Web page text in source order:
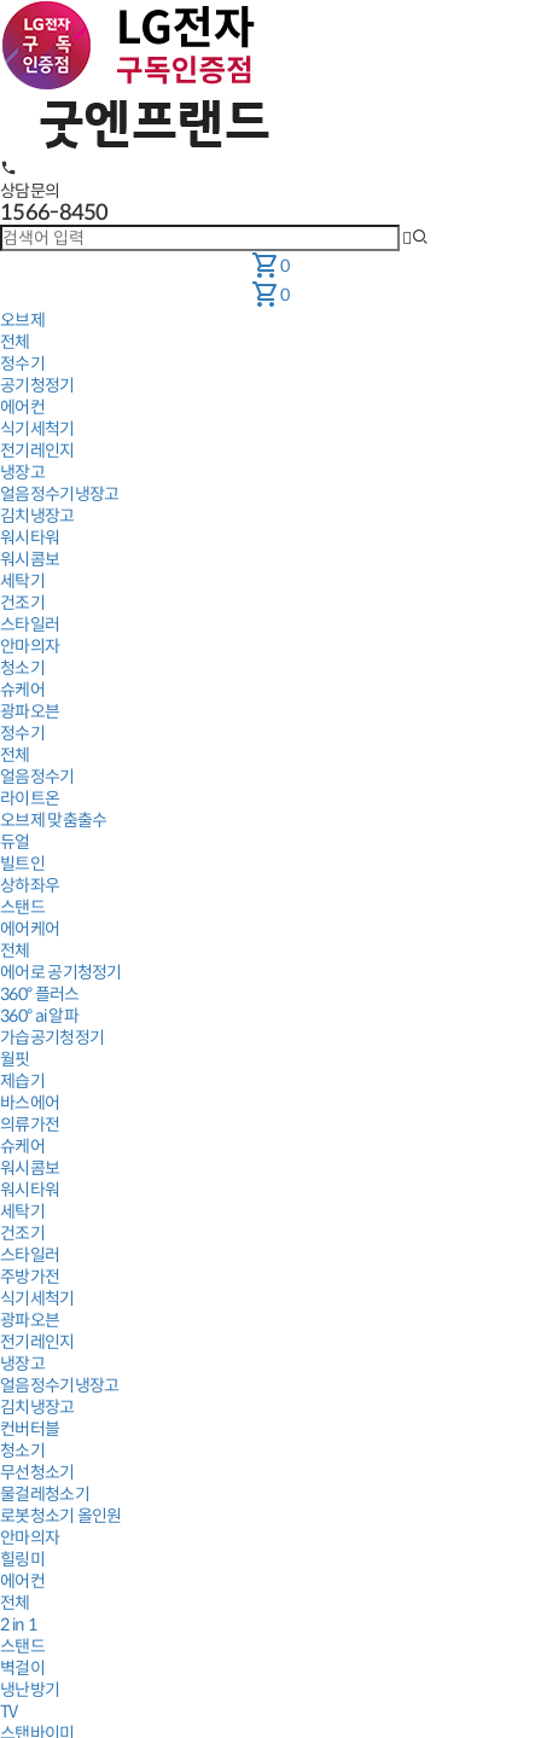
상담문의
1566-8450
shopping_cart0
shopping_cart0
오브제
전체
정수기
공기청정기
에어컨
식기세척기
전기레인지
냉장고
얼음정수기냉장고
김치냉장고
워시타워
워시콤보
세탁기
건조기
스타일러
안마의자
청소기
슈케어
광파오븐
정수기
전체
얼음정수기
라이트온
오브제 맞춤출수
듀얼
빌트인
상하좌우
스탠드
에어케어
전체
에어로 공기청정기
360° 플러스
360° ai 알파
가습공기청정기
월핏
제습기
바스에어
의류가전
슈케어
워시콤보
워시타워
세탁기
건조기
스타일러
주방가전
식기세척기
광파오븐
전기레인지
냉장고
얼음정수기냉장고
김치냉장고
컨버터블
청소기
무선청소기
물걸레청소기
로봇청소기 올인원
안마의자
힐링미
에어컨
전체
2 in 1
스탠드
벽걸이
냉난방기
TV
스탠바이미